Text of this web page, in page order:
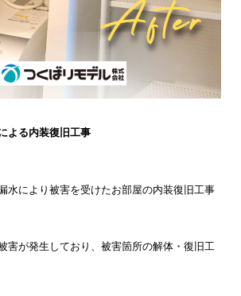
よる内装復旧工事
水により被害を受けたお部屋の内装復旧工事
害が発生しており、被害箇所の解体・復旧工